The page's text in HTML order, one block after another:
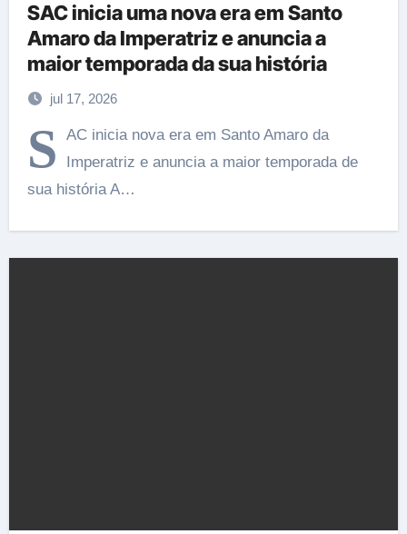
SAC inicia uma nova era em Santo
Amaro da Imperatriz e anuncia a
maior temporada da sua história
jul 17, 2026
S
AC inicia nova era em Santo Amaro da
Imperatriz e anuncia a maior temporada de
sua história A…